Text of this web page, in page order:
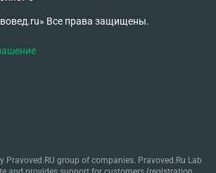
Все права защищены.
Pravoved.RU group of companies. Pravoved.Ru Lab